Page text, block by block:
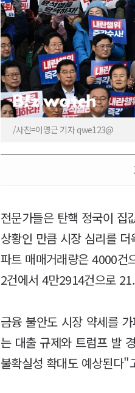
/사진=이명근 기자 qwe123@
전문가들은 탄핵 정국이 집
상황인 만큼 시장 심리를
파트 매매거래량은 4000
2건에서 4만2914건으로
금융 불안도 시장 약세를
는 대출 규제와 트럼프 발
불확실성 확대도 예상된다"